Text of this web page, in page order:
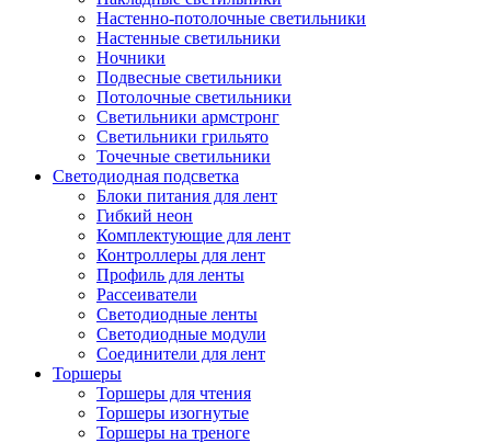
Настенно-потолочные светильники
Настенные светильники
Ночники
Подвесные светильники
Потолочные светильники
Светильники армстронг
Светильники грильято
Точечные светильники
Светодиодная подсветка
Блоки питания для лент
Гибкий неон
Комплектующие для лент
Контроллеры для лент
Профиль для ленты
Рассеиватели
Светодиодные ленты
Светодиодные модули
Соединители для лент
Торшеры
Торшеры для чтения
Торшеры изогнутые
Торшеры на треноге